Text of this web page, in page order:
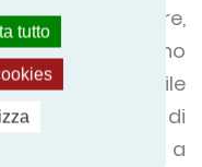
il nucleare,
sostenibili. Fino
rinnovabile
eolica o di
di energia a
tutto